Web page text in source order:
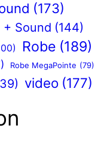
(173)
Sound (144)
Robe (189)
Robe MegaPointe (79)
video (177)